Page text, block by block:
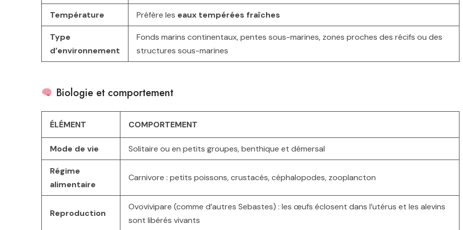
Température Préfère les eaux tempérées fraîches
Type
d’environnement
Fonds marins continentaux, pentes sous-marines, zones proches des récifs ou des
structures sous-marines
Biologie et comportement
ÉLÉMENT COMPORTEMENT
Mode de vie Solitaire ou en petits groupes, benthique et démersal
Régime
alimentaire
Carnivore : petits poissons, crustacés, céphalopodes, zooplancton
Reproduction
Ovovivipare (comme d’autres Sebastes) : les œufs éclosent dans l’utérus et les alevins
sont libérés vivants